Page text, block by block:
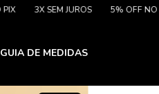
3X SEM JUROS 5% OFF NO PIX
GUIA DE MEDIDAS